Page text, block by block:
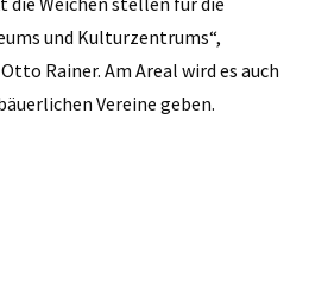
und Kulturzentrums“,
Rainer. Am Areal wird es auch
Vereine geben.